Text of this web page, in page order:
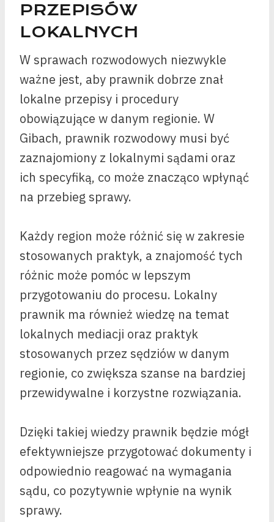
PRZEPISÓW
LOKALNYCH
W sprawach rozwodowych niezwykle
ważne jest, aby prawnik dobrze znał
lokalne przepisy i procedury
obowiązujące w danym regionie. W
Gibach, prawnik rozwodowy musi być
zaznajomiony z lokalnymi sądami oraz
ich specyfiką, co może znacząco wpłynąć
na przebieg sprawy.
Każdy region może różnić się w zakresie
stosowanych praktyk, a znajomość tych
różnic może pomóc w lepszym
przygotowaniu do procesu. Lokalny
prawnik ma również wiedzę na temat
lokalnych mediacji oraz praktyk
stosowanych przez sędziów w danym
regionie, co zwiększa szanse na bardziej
przewidywalne i korzystne rozwiązania.
Dzięki takiej wiedzy prawnik będzie mógł
efektywniejsze przygotować dokumenty i
odpowiednio reagować na wymagania
sądu, co pozytywnie wpłynie na wynik
sprawy.